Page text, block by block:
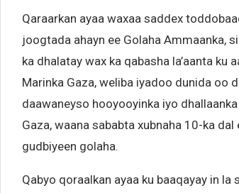
Qaraarkan ayaa waxaa saddex
joogtada ahayn ee Golaha Ammaanka,
ka dhalatay wax ka qabasha la’aanta
Marinka Gaza, weliba iyadoo dunida oo
daawaneyso hooyooyinka iyo
Gaza, waana sababta xubnaha 10-ka
gudbiyeen golaha.
Qabyo qoraalkan ayaa ku baaqayay in